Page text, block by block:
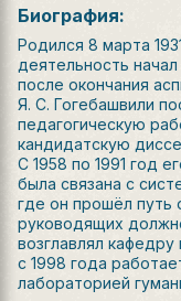
Биография:
Родился 8 марта
деятельность
после окончания
Я. С. Гогебашвили
педагогическую
кандидатскую
С 1958 по 1991 год
была связана с
где он прошёл путь
руководящих
возглавлял
с 1998 года
лабораторией